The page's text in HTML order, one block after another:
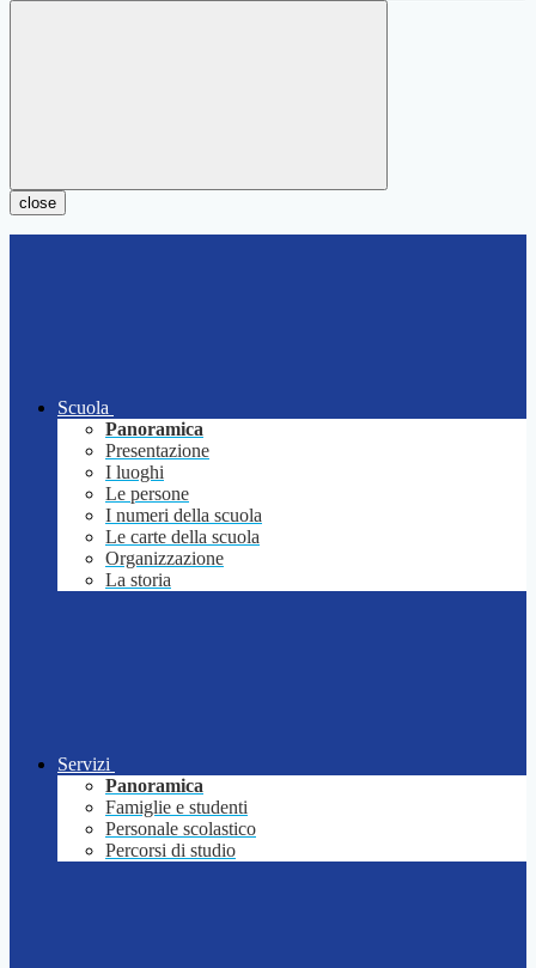
close
Scuola
Panoramica
Presentazione
I luoghi
Le persone
I numeri della scuola
Le carte della scuola
Organizzazione
La storia
Servizi
Panoramica
Famiglie e studenti
Personale scolastico
Percorsi di studio